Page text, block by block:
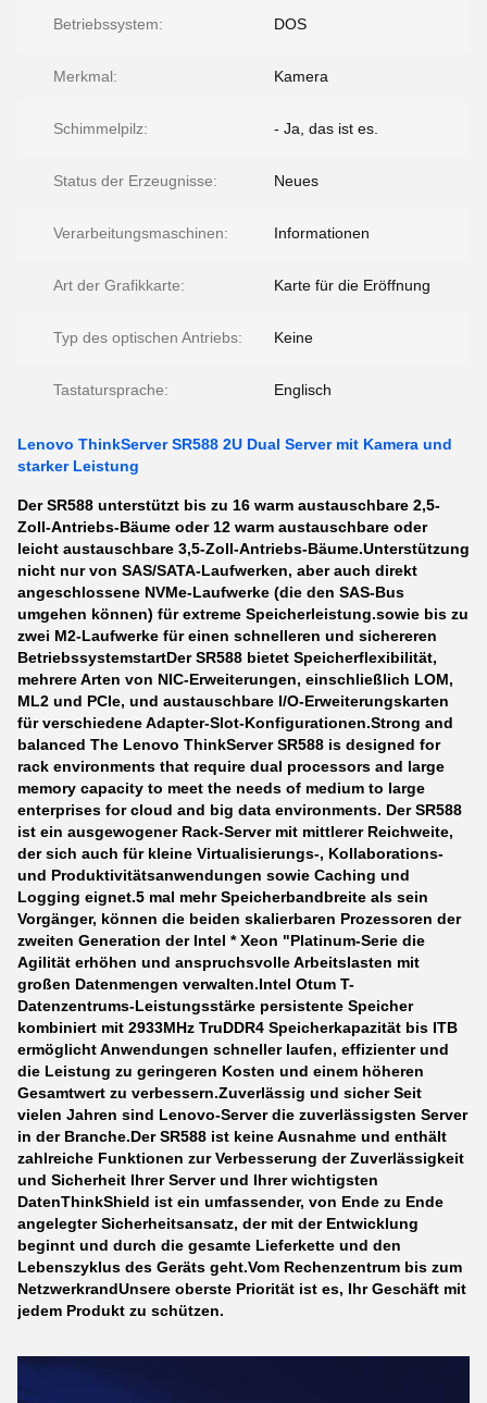
Betriebssystem: DOS
Merkmal: Kamera
Schimmelpilz: - Ja, das ist es.
Status der Erzeugnisse: Neues
Verarbeitungsmaschinen: Informationen
Art der Grafikkarte: Karte für die Eröffnung
Typ des optischen Antriebs: Keine
Tastatursprache: Englisch
Lenovo ThinkServer SR588 2U Dual Server mit Kamera und
starker Leistung
Der SR588 unterstützt bis zu 16 warm austauschbare 2,5-
Zoll-Antriebs-Bäume oder 12 warm austauschbare oder
leicht austauschbare 3,5-Zoll-Antriebs-Bäume.Unterstützung
nicht nur von SAS/SATA-Laufwerken, aber auch direkt
angeschlossene NVMe-Laufwerke (die den SAS-Bus
umgehen können) für extreme Speicherleistung.sowie bis zu
zwei M2-Laufwerke für einen schnelleren und sichereren
BetriebssystemstartDer SR588 bietet Speicherflexibilität,
mehrere Arten von NIC-Erweiterungen, einschließlich LOM,
ML2 und PCle, und austauschbare I/O-Erweiterungskarten
für verschiedene Adapter-Slot-Konfigurationen.Strong and
balanced The Lenovo ThinkServer SR588 is designed for
rack environments that require dual processors and large
memory capacity to meet the needs of medium to large
enterprises for cloud and big data environments. Der SR588
ist ein ausgewogener Rack-Server mit mittlerer Reichweite,
der sich auch für kleine Virtualisierungs-, Kollaborations-
und Produktivitätsanwendungen sowie Caching und
Logging eignet.5 mal mehr Speicherbandbreite als sein
Vorgänger, können die beiden skalierbaren Prozessoren der
zweiten Generation der Intel * Xeon "Platinum-Serie die
Agilität erhöhen und anspruchsvolle Arbeitslasten mit
großen Datenmengen verwalten.Intel Otum T-
Datenzentrums-Leistungsstärke persistente Speicher
kombiniert mit 2933MHz TruDDR4 Speicherkapazität bis ITB
ermöglicht Anwendungen schneller laufen, effizienter und
die Leistung zu geringeren Kosten und einem höheren
Gesamtwert zu verbessern.Zuverlässig und sicher Seit
vielen Jahren sind Lenovo-Server die zuverlässigsten Server
in der Branche.Der SR588 ist keine Ausnahme und enthält
zahlreiche Funktionen zur Verbesserung der Zuverlässigkeit
und Sicherheit Ihrer Server und Ihrer wichtigsten
DatenThinkShield ist ein umfassender, von Ende zu Ende
angelegter Sicherheitsansatz, der mit der Entwicklung
beginnt und durch die gesamte Lieferkette und den
Lebenszyklus des Geräts geht.Vom Rechenzentrum bis zum
NetzwerkrandUnsere oberste Priorität ist es, Ihr Geschäft mit
jedem Produkt zu schützen.